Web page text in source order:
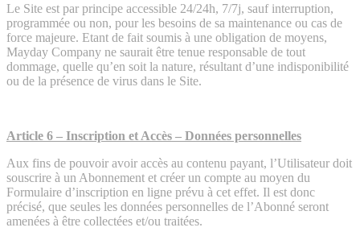
Le Site est par principe accessible 24/24h, 7/7j, sauf interruption,
programmée ou non, pour les besoins de sa maintenance ou cas de
force majeure. Etant de fait soumis à une obligation de moyens,
Mayday Company ne saurait être tenue responsable de tout
dommage, quelle qu’en soit la nature, résultant d’une indisponibilité
ou de la présence de virus dans le Site.
Article 6 – Inscription et Accès – Données personnelles
Aux fins de pouvoir avoir accès au contenu payant, l’Utilisateur doit
souscrire à un Abonnement et créer un compte au moyen du
Formulaire d’inscription en ligne prévu à cet effet. Il est donc
précisé, que seules les données personnelles de l’Abonné seront
amenées à être collectées et/ou traitées.